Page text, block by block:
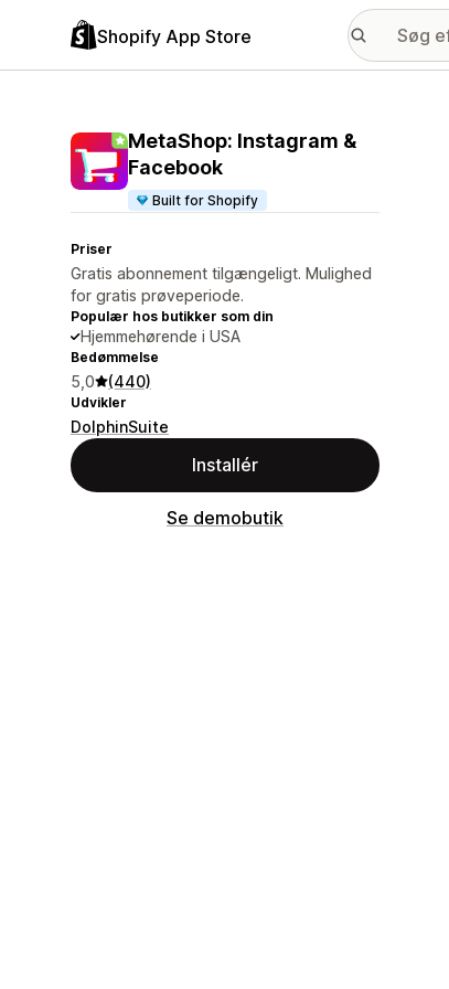
Shopify App Store
MetaShop: Instagram &
Facebook
Built for Shopify
Priser
Gratis abonnement tilgængeligt. Mulighed
for gratis prøveperiode.
Populær hos butikker som din
Hjemmehørende i USA
Bedømmelse
5,0 (440)
Udvikler
DolphinSuite
Installér
Se demobutik